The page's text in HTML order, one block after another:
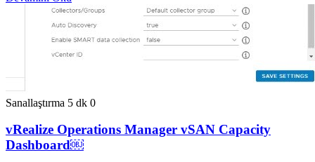
Sanallaştırma 5 dk 0
vRealize Operations Manager vSAN Capacity
Dashboard￼